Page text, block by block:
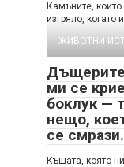
Камъните,
изгряло, когато
ЖИВОТНИ
Дъщерите
ми се
боклук —
нещо,
се
Къщата, която